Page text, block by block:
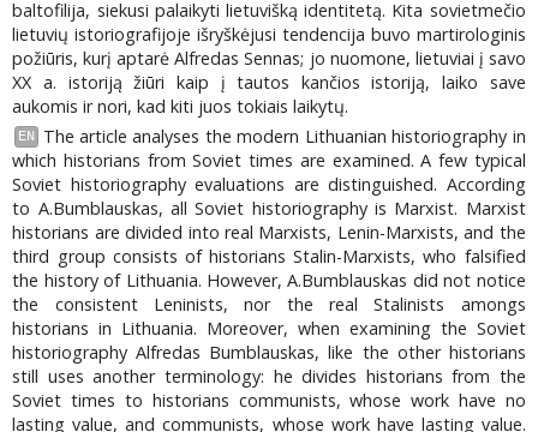
baltofilija, siekusi palaikyti lietuvišką identitetą. Kita sovietmečio
lietuvių istoriografijoje išryškėjusi tendencija buvo martirologinis
požiūris, kurį aptarė Alfredas Sennas; jo nuomone, lietuviai į savo
XX a. istoriją žiūri kaip į tautos kančios istoriją, laiko save
aukomis ir nori, kad kiti juos tokiais laikytų.
EN
The article analyses the modern Lithuanian historiography in
which historians from Soviet times are examined. A few typical
Soviet historiography evaluations are distinguished. According
to A.Bumblauskas, all Soviet historiography is Marxist. Marxist
historians are divided into real Marxists, Lenin-Marxists, and the
third group consists of historians Stalin-Marxists, who falsified
the history of Lithuania. However, A.Bumblauskas did not notice
the consistent Leninists, nor the real Stalinists amongs
historians in Lithuania. Moreover, when examining the Soviet
historiography Alfredas Bumblauskas, like the other historians
still uses another terminology: he divides historians from the
Soviet times to historians communists, whose work have no
lasting value, and communists, whose work have lasting value.